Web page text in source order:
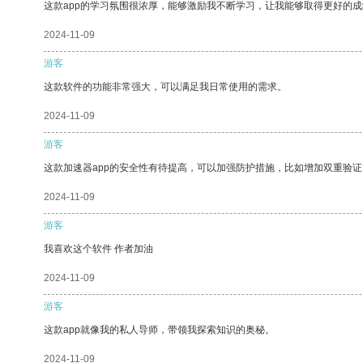
这款app的学习氛围很浓厚，能够激励我不断学习，让我能够取得更好的
2024-11-09
游客
这款软件的功能非常强大，可以满足我日常使用的需求。
2024-11-09
游客
这款加速器app的安全性有待提高，可以加强防护措施，比如增加双重验
2024-11-09
游客
我喜欢这个软件 作者加油
2024-11-09
游客
这款app就像我的私人导师，带领我探索知识的奥秘。
2024-11-09